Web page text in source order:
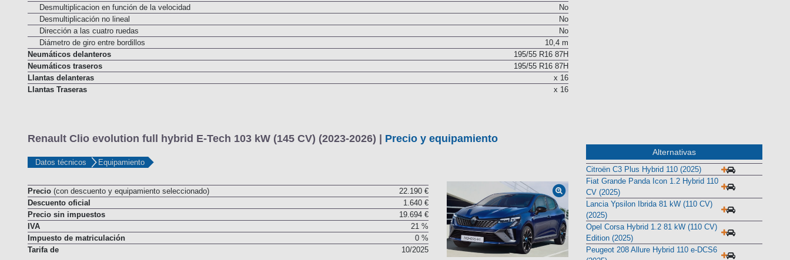
Asistencia en función de la velocidad
No
Desmultiplicacion en función de la velocidad
No
Desmultiplicación no lineal
No
Dirección a las cuatro ruedas
No
Diámetro de giro entre bordillos
10,4 m
Neumáticos delanteros
195/55 R16 87H
Neumáticos traseros
195/55 R16 87H
Llantas delanteras
x 16
Renault Clio evolution full hybrid E-Tech 103 kW (145 CV) (2023-2026) | Precio y equipamiento
Precio(con descuento y equipamiento seleccionado)
22.190 €
Descuento oficial
1.640 €
Precio sin impuestos
19.694 €
IVA
21 %
Impuesto de matriculación
0 %
Alternativas
Citroën C3 Plus Hybrid 110 (2025)
Fiat Grande Panda Icon 1.2 Hybrid 110
CV (2025)
Lancia Ypsilon Ibrida 81 kW (110 CV)
(2025)
Opel Corsa Hybrid 1.2 81 kW (110 CV)
Edition (2025)